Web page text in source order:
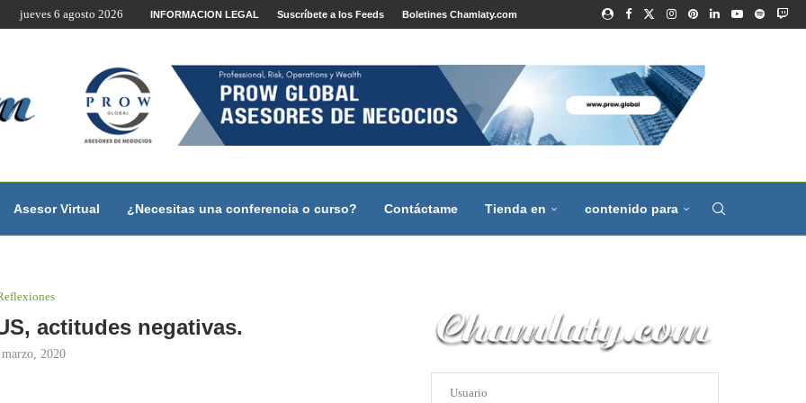
por Internet y Videoconferencia.
jueves 6 agosto 2026 INFORMACION LEGAL Suscríbete a los Feeds Boletines Chamlaty.com
Asesor Virtual ¿Necesitas una conferencia o curso? Contáctame Tienda en contenido para
actitudes negativas.
2020